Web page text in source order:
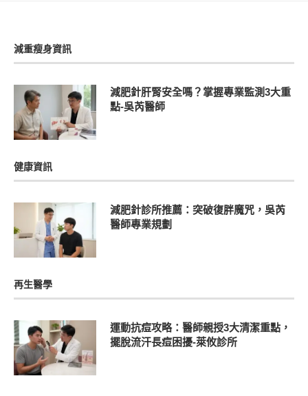
減重瘦身資訊
減肥針肝腎安全嗎？掌握專業監測3大重
點-吳芮醫師
健康資訊
減肥針診所推薦：突破復胖魔咒，吳芮
醫師專業規劃
再生醫學
運動抗痘攻略：醫師親授3大清潔重點，
擺脫流汗長痘困擾-萊攸診所